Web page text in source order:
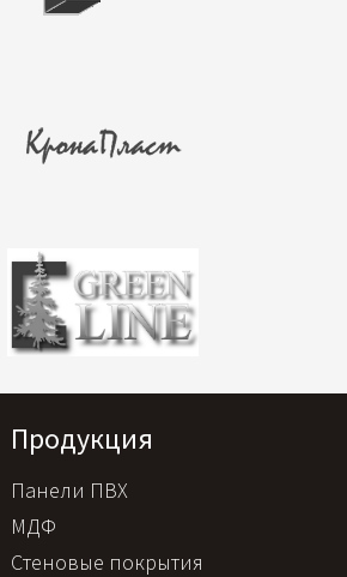
Продукция
Панели ПВХ
МДФ
Стеновые покрытия